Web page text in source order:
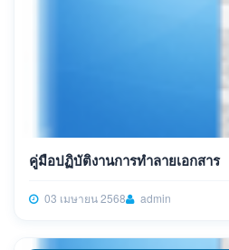
คู่มือปฏิบัติงานการทำลายเอกสาร
03 เมษายน 2568 admin